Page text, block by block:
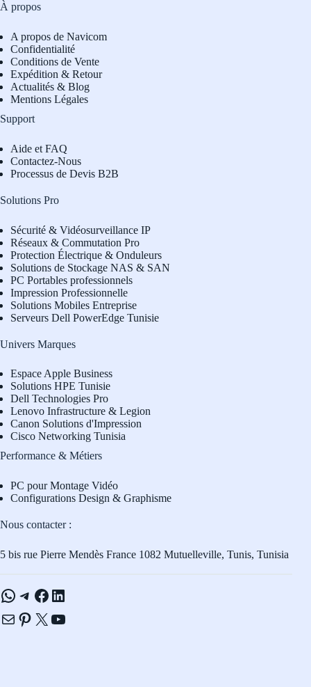
À propos
A propos de Navicom
Confidentialité
Conditions de Vente
Expédition & Retour
Actualités & Blog
Mentions Légales
Support
Aide et FAQ
Contactez-Nous
Processus de Devis B2B
Solutions Pro
Sécurité & Vidéosurveillance IP
Réseaux & Commutation Pro
Protection Électrique & Onduleurs
Solutions de Stockage NAS & SAN
PC Portables professionnels
Impression Professionnelle
Solutions Mobiles Entreprise
Serveurs Dell PowerEdge Tunisie
Univers Marques
Espace Apple Business
Solutions HPE Tunisie
Dell Technologies Pro
Lenovo Infrastructure & Legion
Canon Solutions d'Impression
Cisco Networking Tunisia
Performance & Métiers
PC pour Montage Vidéo
Configurations Design & Graphisme
Nous contacter :
5 bis rue Pierre Mendès France 1082 Mutuelleville, Tunis, Tunisia
WhatsApp
Telegram
Facebook
LinkedIn
E-mailPinterest
X YouTube